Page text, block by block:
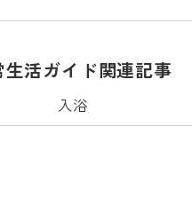
生活ガイド関連記事
入浴